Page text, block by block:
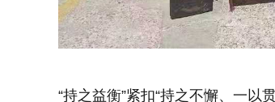
“持之益衡”紧扣“持之不懈、一以